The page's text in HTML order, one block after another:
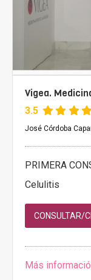
Vigea.
3.5
José Córdoba
PRIMERA
Celulitis
CONSULTAR/
Más